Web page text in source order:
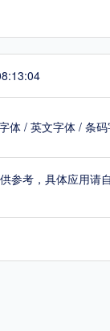
体 / 英文字体 / 条
参考，具体应用请